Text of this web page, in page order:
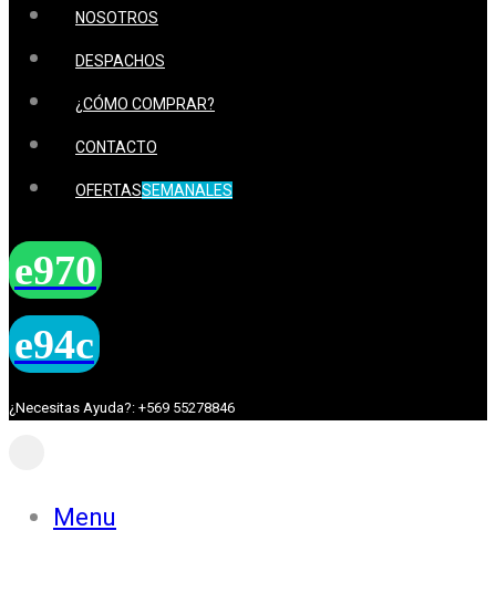
NOSOTROS
DESPACHOS
¿CÓMO COMPRAR?
CONTACTO
OFERTASSEMANALES
¿Necesitas Ayuda?: +569 55278846
Menu